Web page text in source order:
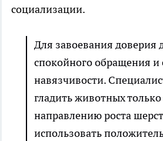
социализации.
Для завоевания доверия
спокойного обращения и
навязчивости.
гладить животных
направлению роста
использовать